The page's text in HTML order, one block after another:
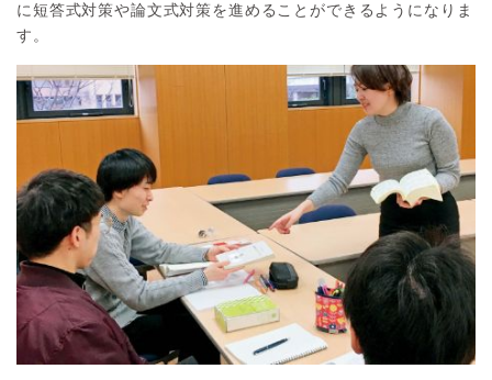
に短答式対策や論文式対策を進めることができるようになりま
す。